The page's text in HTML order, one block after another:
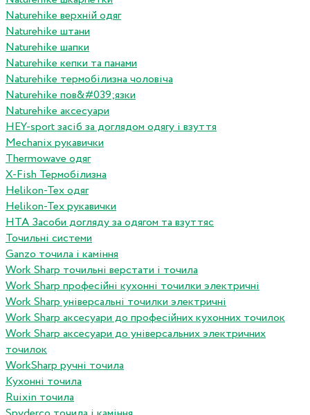
Naturehike верхній одяг
Naturehike штани
Naturehike шапки
Naturehike кепки та панами
Naturehike термобілизна чоловіча
Naturehike пов&#039;язки
Naturehike аксесуари
HEY-sport засіб за доглядом одягу і взуття
Mechanix рукавички
Thermowave одяг
X-Fish Термобілизна
Helikon-Tex одяг
Helikon-Tex рукавички
HTA Засоби догляду за одягом та взуттяс
Точильні системи
Ganzo точила і каміння
Work Sharp точильні верстати і точила
Work Sharp професiйнi кухоннi точилки электричнi
Work Sharp унiверсальнi точилки электричнi
Work Sharp аксесуари до професiйних кухонних точилок
Work Sharp аксесуари до унiверсальних электричних
точилок
WorkSharp ручні точила
Кухонні точила
Ruixin точила